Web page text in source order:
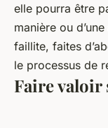
elle pourra être
manière ou
faillite, faites
le processus de
Faire valoir